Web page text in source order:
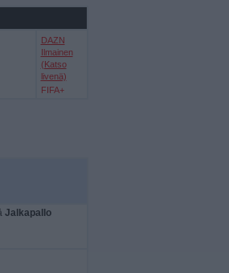
DAZN
Ilmainen
(Katso
livenä)
FIFA+
Jalkapallo